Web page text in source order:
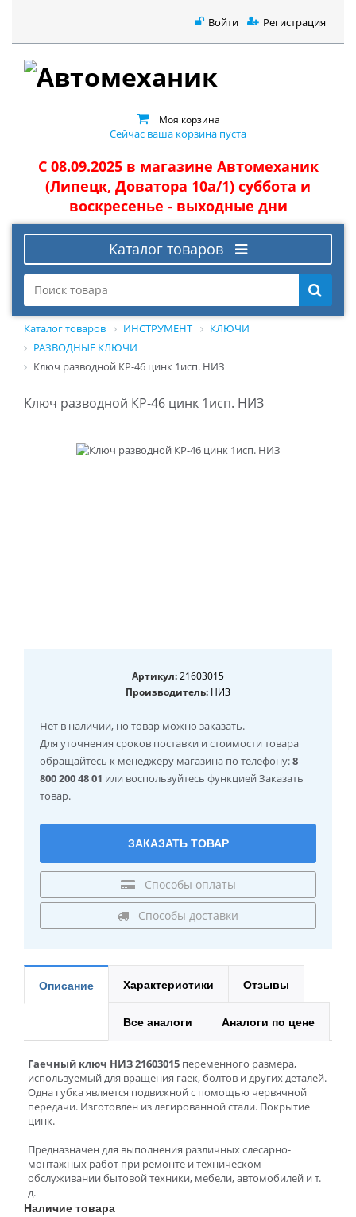
Войти Регистрация
Моя корзина
Сейчас ваша корзина пуста
С 08.09.2025 в магазине Автомеханик
(Липецк, Доватора 10а/1) суббота и
воскресенье - выходные дни
Каталог товаров
Каталог товаров ИНСТРУМЕНТ
КЛЮЧИ
РАЗВОДНЫЕ КЛЮЧИ
Ключ разводной КР-46 цинк 1исп. НИЗ
Ключ разводной КР-46 цинк 1исп. НИЗ
Артикул: 21603015
Производитель: НИЗ
Нет в наличии, но товар можно заказать.
Для уточнения сроков поставки и стоимости товара
обращайтесь к менеджеру магазина по телефону:8
800 200 48 01 или воспользуйтесь функцией Заказать
товар.
ЗАКАЗАТЬ ТОВАР
Способы оплаты
Способы доставки
Описание Характеристики Отзывы
Все аналоги Аналоги по цене
Гаечный ключ НИЗ 21603015 переменного размера,
используемый для вращения гаек, болтов и других деталей.
Одна губка является подвижной с помощью червячной
передачи. Изготовлен из легированной стали. Покрытие
цинк.
Предназначен для выполнения различных слесарно-
монтажных работ при ремонте и техническом
обслуживании бытовой техники, мебели, автомобилей и т.
д.
Наличие товара